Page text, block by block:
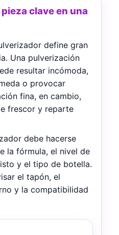
clave en una
define gran
Una pulverización
resultar incómoda,
o provocar
fina, en cambio,
frescor y reparte
debe hacerse
la fórmula, el nivel de
y el tipo de botella.
el tapón, el
y la compatibilidad